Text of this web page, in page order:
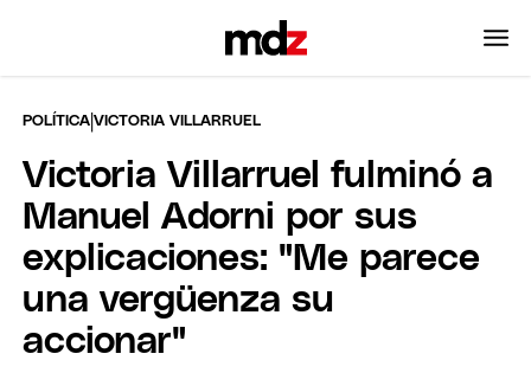
POLÍTICA |VICTORIA VILLARRUEL
Victoria Villarruel fulminó a
Manuel Adorni por sus
explicaciones: "Me parece
una vergüenza su
accionar"